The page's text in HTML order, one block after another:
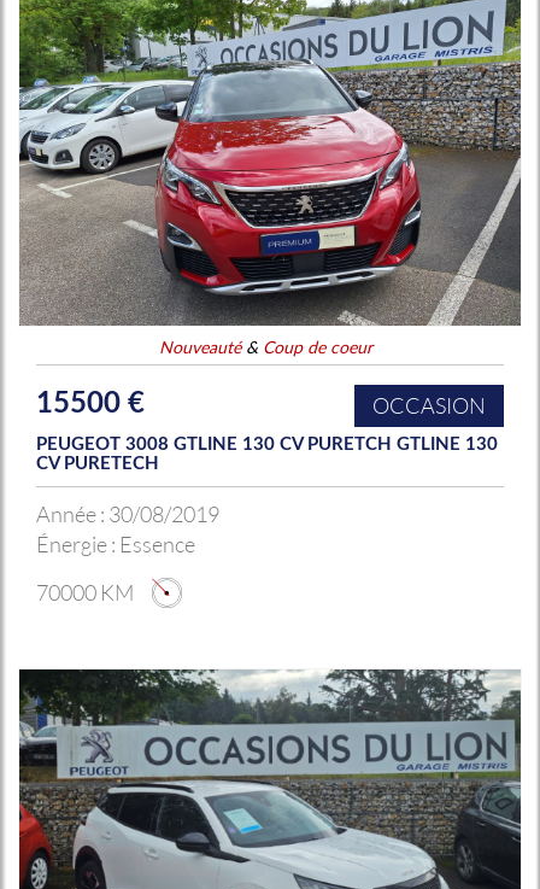
Nouveauté& Coup de coeur
15500 € OCCASION
PEUGEOT 3008 GTLINE 130 CV PURETCH GTLINE 130
CV PURETECH
Année : 30/08/2019
Énergie : Essence
70000 KM